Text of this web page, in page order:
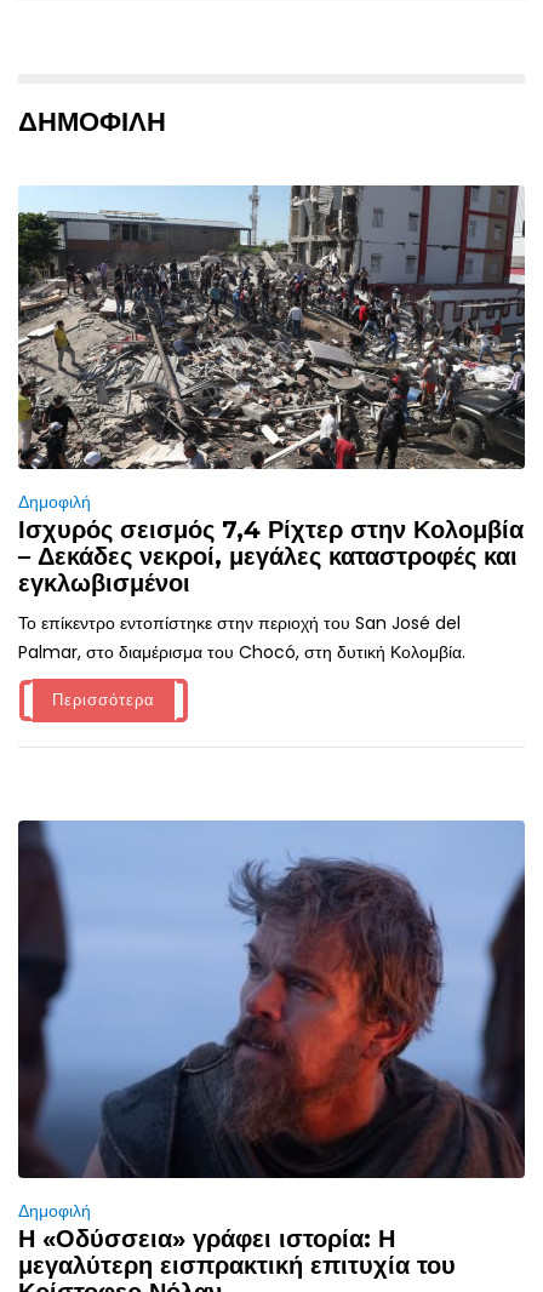
ΔΗΜΟΦΙΛΗ
Δημοφιλή
Ισχυρός σεισμός 7,4 Ρίχτερ στην Κολομβία
– Δεκάδες νεκροί, μεγάλες καταστροφές και
εγκλωβισμένοι
Το επίκεντρο εντοπίστηκε στην περιοχή του San José del
Palmar, στο διαμέρισμα του Chocó, στη δυτική Κολομβία.
Περισσότερα
Δημοφιλή
Η «Οδύσσεια» γράφει ιστορία: Η
μεγαλύτερη εισπρακτική επιτυχία του